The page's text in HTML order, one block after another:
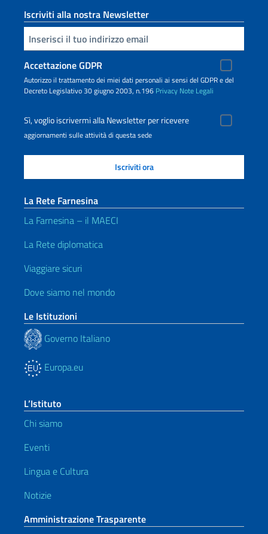
Iscriviti alla nostra Newsletter
Inserisci la tua email
Accettazione GDPR
Autorizzo il trattamento dei miei dati personali ai sensi del GDPR e del
Decreto Legislativo 30 giugno 2003, n.196 Privacy Note Legali
Sì, voglio iscrivermi alla Newsletter per ricevere
aggiornamenti sulle attività di questa sede
La Rete Farnesina
La Farnesina – il MAECI
La Rete diplomatica
Viaggiare sicuri
Dove siamo nel mondo
Le Istituzioni
Governo Italiano
Europa.eu
L’Istituto
Chi siamo
Eventi
Lingua e Cultura
Notizie
Amministrazione Trasparente